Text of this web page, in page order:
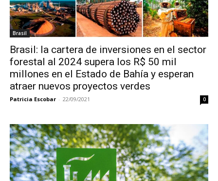
Brasil
Brasil: la cartera de inversiones en el sector
forestal al 2024 supera los R$ 50 mil
millones en el Estado de Bahía y esperan
atraer nuevos proyectos verdes
Patricia Escobar - 22/09/2021 0